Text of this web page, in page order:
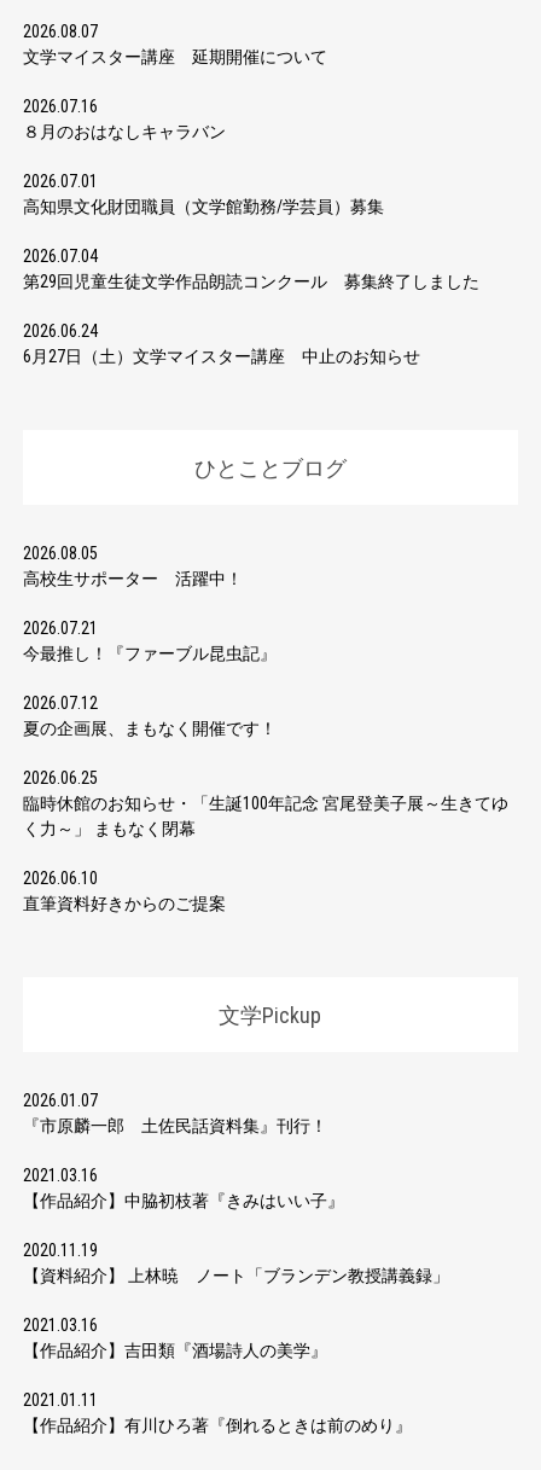
2026.08.07
文学マイスター講座 延期開催について
2026.07.16
８月のおはなしキャラバン
2026.07.01
高知県文化財団職員（文学館勤務/学芸員）募集
2026.07.04
第29回児童生徒文学作品朗読コンクール 募集終了しました
2026.06.24
6月27日（土）文学マイスター講座 中止のお知らせ
ひとことブログ
2026.08.05
高校生サポーター 活躍中！
2026.07.21
今最推し！『ファーブル昆虫記』
2026.07.12
夏の企画展、まもなく開催です！
2026.06.25
臨時休館のお知らせ・「生誕100年記念 宮尾登美子展～生きてゆ
く力～」 まもなく閉幕
2026.06.10
直筆資料好きからのご提案
文学Pickup
2026.01.07
『市原麟一郎 土佐民話資料集』刊行！
2021.03.16
【作品紹介】中脇初枝著『きみはいい子』
2020.11.19
【資料紹介】 上林暁 ノート「ブランデン教授講義録」
2021.03.16
【作品紹介】吉田類『酒場詩人の美学』
2021.01.11
【作品紹介】有川ひろ著『倒れるときは前のめり』